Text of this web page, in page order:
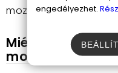
mozgás érzékelésével.
Miért válaszd a
engedélyezhet.